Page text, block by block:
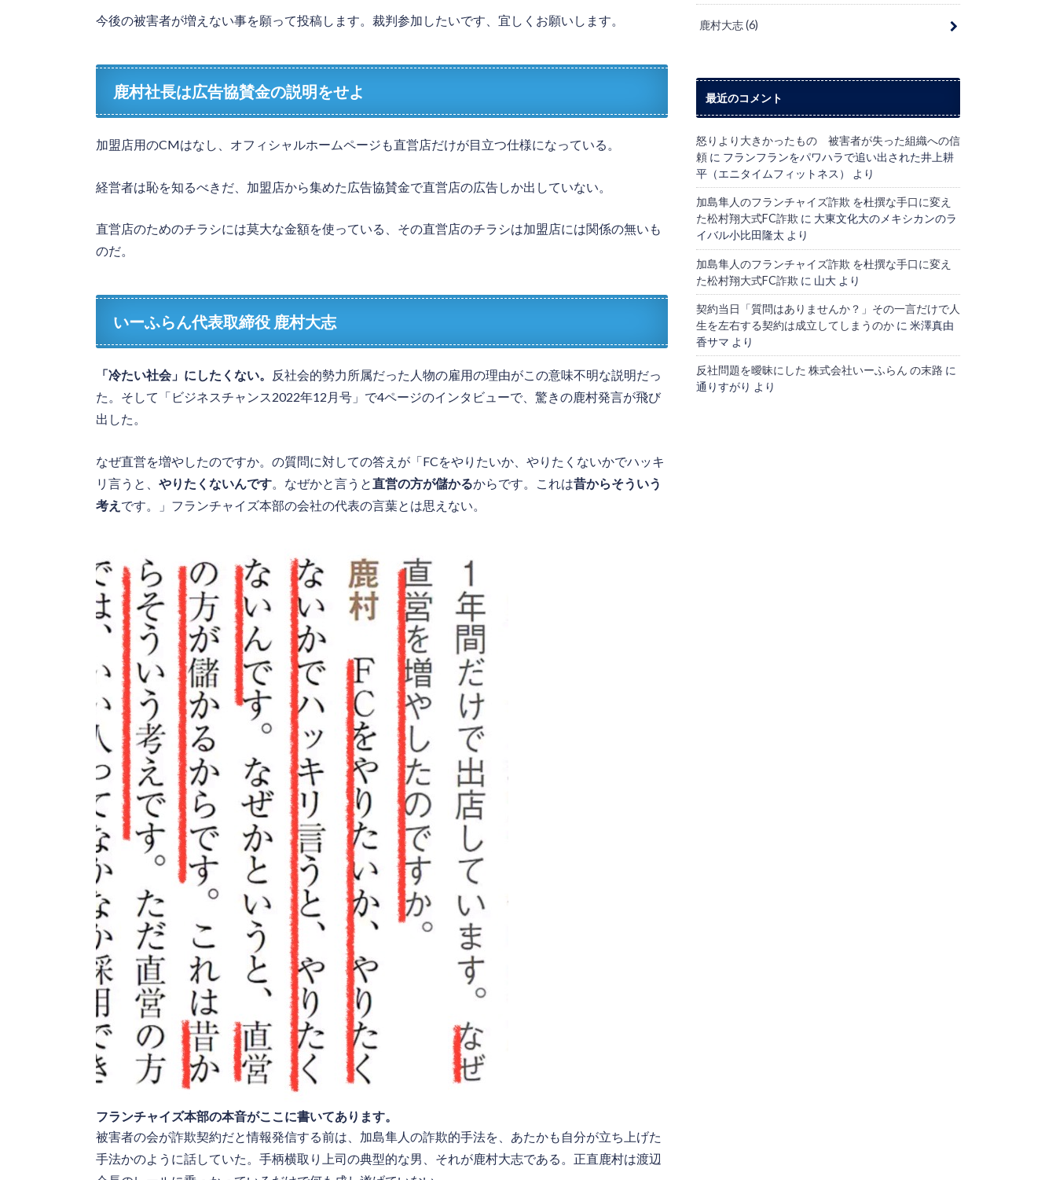
今後の被害者が増えない事を願って投稿します。裁判参加したいです、宜しくお願いします。
鹿村社長は広告協賛金の説明をせよ
加盟店用のCMはなし、オフィシャルホームページも直営店だけが目立つ仕様になっている。
経営者は恥を知るべきだ、加盟店から集めた広告協賛金で直営店の広告しか出していない。
直営店のためのチラシには莫大な金額を使っている、その直営店のチラシは加盟店には関係の無いも
のだ。
いーふらん代表取締役 鹿村大志
「冷たい社会」にしたくない。
反社会的勢力所属だった人物の雇用の理由がこの意味不明な説明だっ
た。そして「ビジネスチャンス2022年12月号」で4ページのインタビューで、驚きの鹿村発言が飛び
出した。
なぜ直営を増やしたのですか。の質問に対しての答えが「FCをやりたいか、やりたくないかでハッキ
リ言うと、 やりたくないんです。なぜかと言うと直営の方が儲かるからです。これは昔からそういう
考え です。」フランチャイズ本部の会社の代表の言葉とは思えない。
フランチャイズ本部の本音がここに書いてあります。
被害者の会が詐欺契約だと情報発信する前は、加島隼人の詐欺的手法を、あたかも自分が立ち上げた
手法かのように話していた。手柄横取り上司の典型的な男、それが鹿村大志である。正直鹿村は渡辺
鹿村大志(6)
最近のコメント
怒りより大きかったもの 被害者が失った組織への信
頼 に フランフランをパワハラで追い出された井上耕
平（エニタイムフィットネス）
より
加島隼人のフランチャイズ詐欺 を杜撰な手口に変え
た松村翔大式FC詐欺 に 大東文化大のメキシカンのラ
イバル小比田隆太 より
加島隼人のフランチャイズ詐欺 を杜撰な手口に変え
た松村翔大式FC詐欺 に 山大 より
契約当日「質問はありませんか？」その一言だけで人
生を左右する契約は成立してしまうのか に 米澤真由
香サマ より
反社問題を曖昧にした 株式会社いーふらん の末路 に
通りすがり より